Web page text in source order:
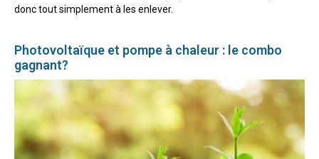
donc tout simplement à les enlever.
Photovoltaïque et pompe à chaleur : le combo
gagnant?